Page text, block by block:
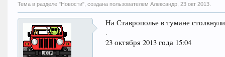
Тема в разделе "Новости", создана пользователем Александр, 23 окт 2013.
На Ставрополье в тумане
.
23 октября 2013 года 15:04